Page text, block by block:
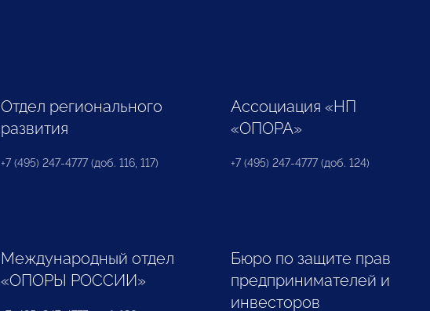
Отдел регионального
развития
+7 (495) 247-4777 (доб. 116, 117)
Ассоциация «НП
«ОПОРА»
+7 (495) 247-4777 (доб. 124)
Международный отдел
«ОПОРЫ РОССИИ»
Бюро по защите прав
предпринимателей и
инвесторов